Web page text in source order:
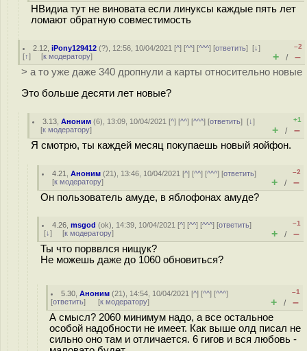
НВидиа тут не виновата если линуксы каждые пять лет
ломают обратную совместимость
2.12 ,iPony129412 (?), 12:56, 10/04/2021 [^] [^^] [^^^] [ответить][↓]
[↑] [к модератору]
–2
+ / –
> а то уже даже 340 дропнули а карты относительно новые
Это больше десяти лет новые?
3.13 ,Аноним (6), 13:09, 10/04/2021 [^] [^^] [^^^] [ответить][↓]
[к модератору]
+1
+ / –
Я смотрю, ты каждей месяц покупаешь новый яойфон.
4.21 ,Аноним (21), 13:46, 10/04/2021 [^] [^^] [^^^] [ответить]
[к модератору]
–2
+ / –
Он пользователь амуде, в яблофонах амуде?
4.26 ,msgod (ok), 14:39, 10/04/2021 [^] [^^] [^^^] [ответить]
[↓] [к модератору]
–1
+ / –
Ты что порввлся нищук?
Не можешь даже до 1060 обновиться?
5.30 ,Аноним (21), 14:54, 10/04/2021 [^] [^^] [^^^]
[ответить] [к модератору]
–1
+ / –
А смысл? 2060 минимум надо, а все остальное
особой надобности не имеет. Как выше олд писал не
сильно оно там и отличается. 6 гигов и вся любовь -